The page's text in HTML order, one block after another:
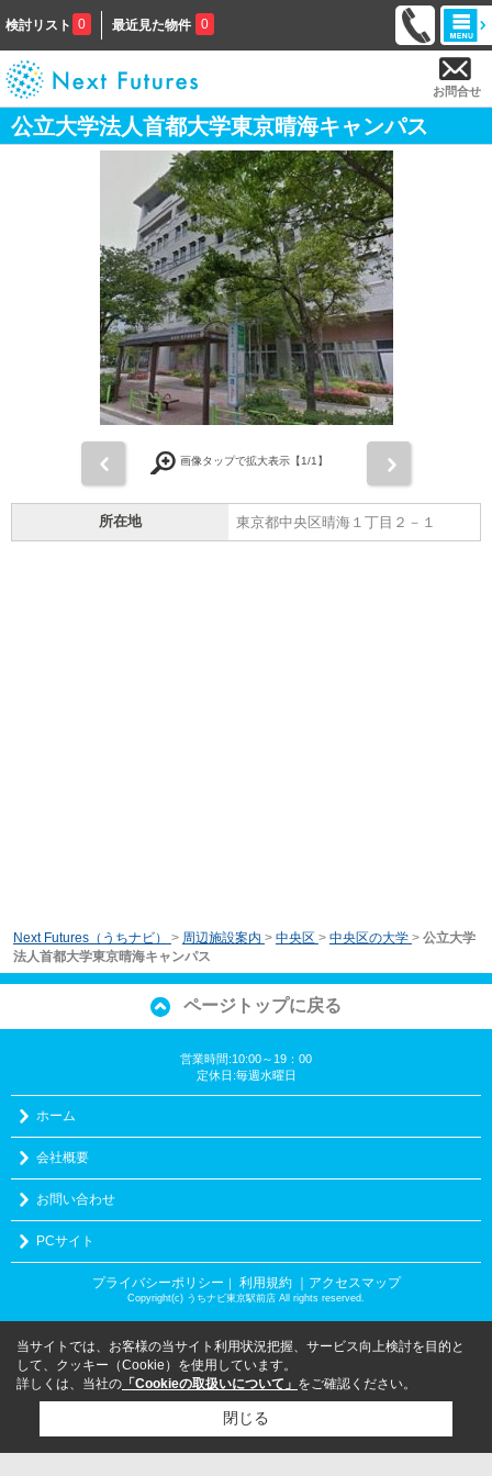
検討リスト 0 最近見た物件 0
お問合せ
公立大学法人首都大学東京晴海キャンパス
画像タップで拡大表示【1/1】
所在地 東京都中央区晴海１丁目２－１
Next Futures（うちナビ） > 周辺施設案内 > 中央区 > 中央区の大学 > 公立大学
法人首都大学東京晴海キャンパス
ページトップに戻る
営業時間:10:00～19：00
定休日:毎週水曜日
ホーム
会社概要
お問い合わせ
PCサイト
プライバシーポリシー ｜ 利用規約 ｜アクセスマップ
Copyright(c) うちナビ東京駅前店 All rights reserved.
当サイトでは、お客様の当サイト利用状況把握、サービス向上検討を目的と
して、クッキー（Cookie）を使用しています。
詳しくは、当社の 「Cookieの取扱いについて」 をご確認ください。
閉じる